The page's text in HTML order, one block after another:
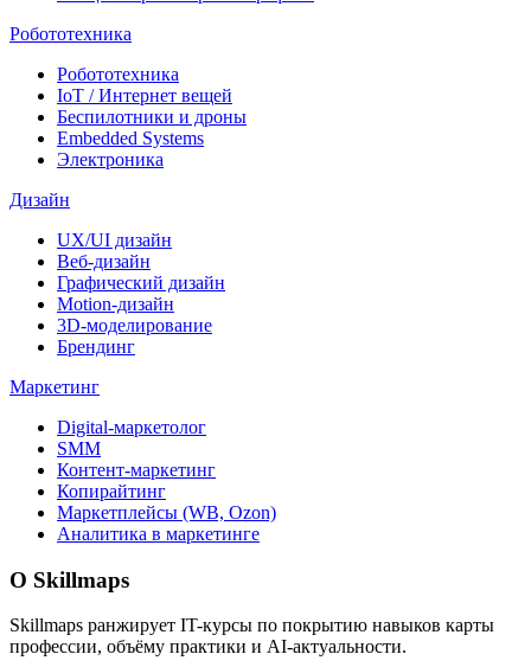
Робототехника
Робототехника
IoT / Интернет вещей
Беспилотники и дроны
Embedded Systems
Электроника
Дизайн
UX/UI дизайн
Веб-дизайн
Графический дизайн
Motion-дизайн
3D-моделирование
Брендинг
Маркетинг
Digital-маркетолог
SMM
Контент-маркетинг
Копирайтинг
Маркетплейсы (WB, Ozon)
Аналитика в маркетинге
О Skillmaps
Skillmaps ранжирует IT-курсы по покрытию навыков карты
профессии, объёму практики и AI-актуальности.